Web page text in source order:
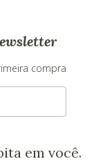
compra
em você.